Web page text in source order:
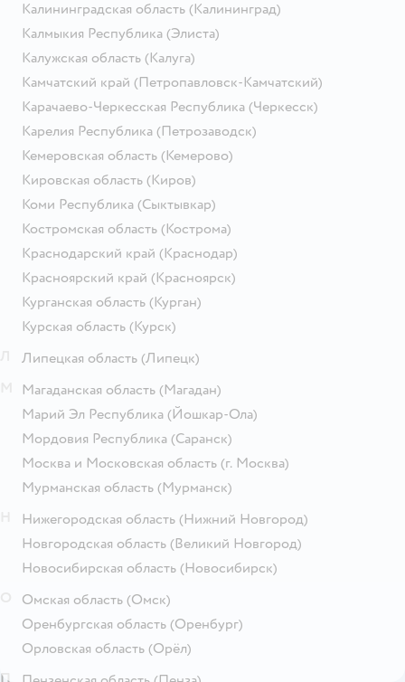
Калининградская область (Калининград)
Калмыкия Республика (Элиста)
Калужская область (Калуга)
Камчатский край (Петропавловск-Камчатский)
Карачаево-Черкесская Республика (Черкесск)
Карелия Республика (Петрозаводск)
Кемеровская область (Кемерово)
Кировская область (Киров)
Коми Республика (Сыктывкар)
Костромская область (Кострома)
Краснодарский край (Краснодар)
Красноярский край (Красноярск)
Курганская область (Курган)
Курская область (Курск)
Липецкая область (Липецк)
Магаданская область (Магадан)
Марий Эл Республика (Йошкар-Ола)
Мордовия Республика (Саранск)
Москва и Московская область (г. Москва)
Мурманская область (Мурманск)
Нижегородская область (Нижний Новгород)
Новгородская область (Великий Новгород)
Новосибирская область (Новосибирск)
Омская область (Омск)
Оренбургская область (Оренбург)
Орловская область (Орёл)
П